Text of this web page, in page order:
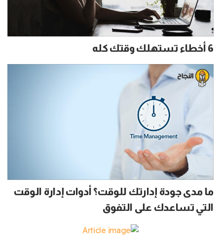
6 أخطاء تستهلك وقتك كله
ما مدى جودة إدارتك للوقت؟ أدوات إدارة الوقت
التي تساعدك على التفوق